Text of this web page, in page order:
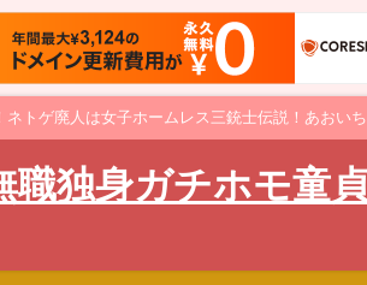
トゲ廃人は女子ホームレス三銃士伝説！あおい
独身ガチホモ童